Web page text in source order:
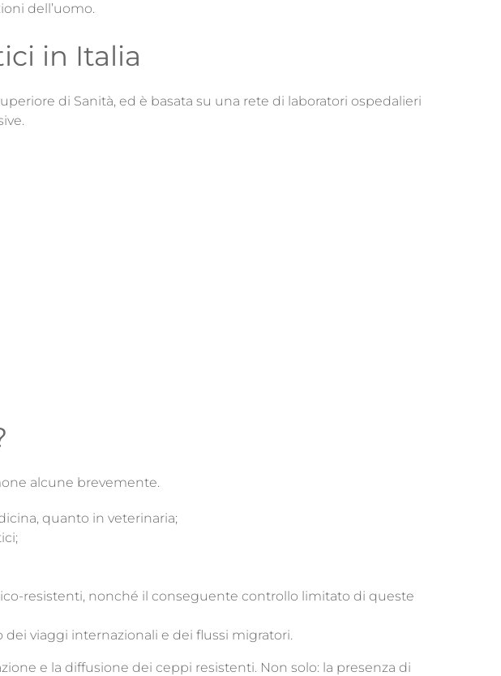
dell’uomo.
in Italia
di Sanità, ed è basata su una rete di laboratori ospedalieri
alcune brevemente.
quanto in veterinaria;
resistenti, nonché il conseguente controllo limitato di queste
viaggi internazionali e dei flussi migratori.
e la diffusione dei ceppi resistenti. Non solo: la presenza di